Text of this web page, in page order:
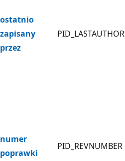
ostatnio
zapisany
przez
PID_LASTAUTHOR
numer
poprawki
PID_REVNUMBER